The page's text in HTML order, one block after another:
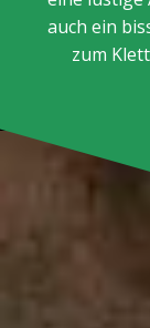
auch ein
zum